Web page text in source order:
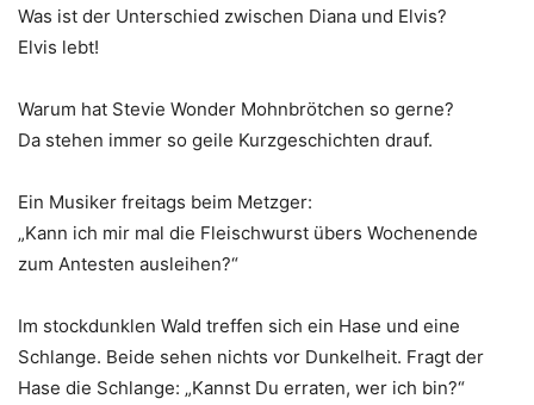
Was ist der Unterschied zwischen Diana und Elvis?
Elvis lebt!
Warum hat Stevie Wonder Mohnbrötchen so gerne?
Da stehen immer so geile Kurzgeschichten drauf.
Ein Musiker freitags beim Metzger:
„Kann ich mir mal die Fleischwurst übers Wochenende
zum Antesten ausleihen?“
Im stockdunklen Wald treffen sich ein Hase und eine
Schlange. Beide sehen nichts vor Dunkelheit. Fragt der
Hase die Schlange: „Kannst Du erraten, wer ich bin?“